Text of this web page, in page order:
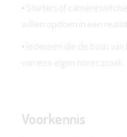
• Starters of
willen opdoen in een
• Iedereen die de basis
van een eigen horecazaak.
Voorkennis